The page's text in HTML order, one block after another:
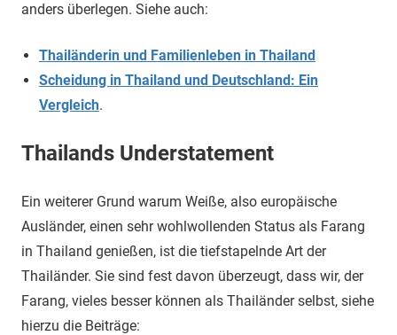
anders überlegen. Siehe auch:
Thailänderin und Familienleben in Thailand
Scheidung in Thailand und Deutschland: Ein
Vergleich.
Thailands Understatement
Ein weiterer Grund warum Weiße, also europäische
Ausländer, einen sehr wohlwollenden Status als Farang
in Thailand genießen, ist die tiefstapelnde Art der
Thailänder. Sie sind fest davon überzeugt, dass wir, der
Farang, vieles besser können als Thailänder selbst, siehe
hierzu die Beiträge: